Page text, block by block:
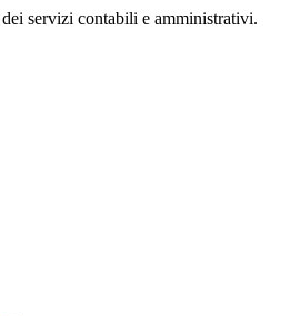
servizi contabili e amministrativi.